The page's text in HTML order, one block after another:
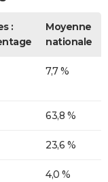
:
Moyenne
nationale
7,7 %
63,8 %
23,6 %
4,0 %